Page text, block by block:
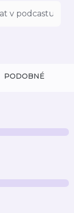
PODOBNÉ